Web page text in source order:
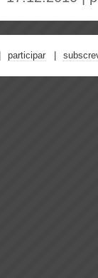
participar